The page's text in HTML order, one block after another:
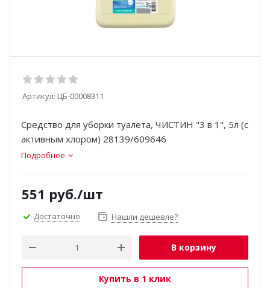
Артикул: ЦБ-00008311
Средство для уборки туалета, ЧИСТИН "3 в 1", 5л (с
активным хлором) 28139/609646
Подробнее
551 руб./шт
Достаточно Нашли дешевле?
В корзину
Купить в 1 клик